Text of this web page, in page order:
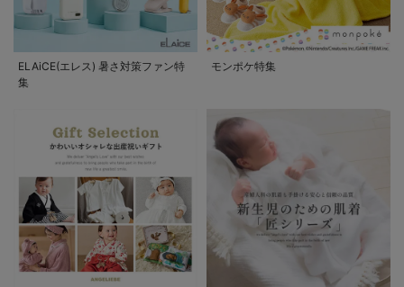
ELAiCE(エレス) 暑さ対策ファン特
集
モンポケ特集